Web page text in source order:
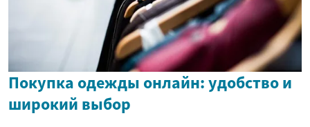
Покупка одежды онлайн: удобство и
широкий выбор